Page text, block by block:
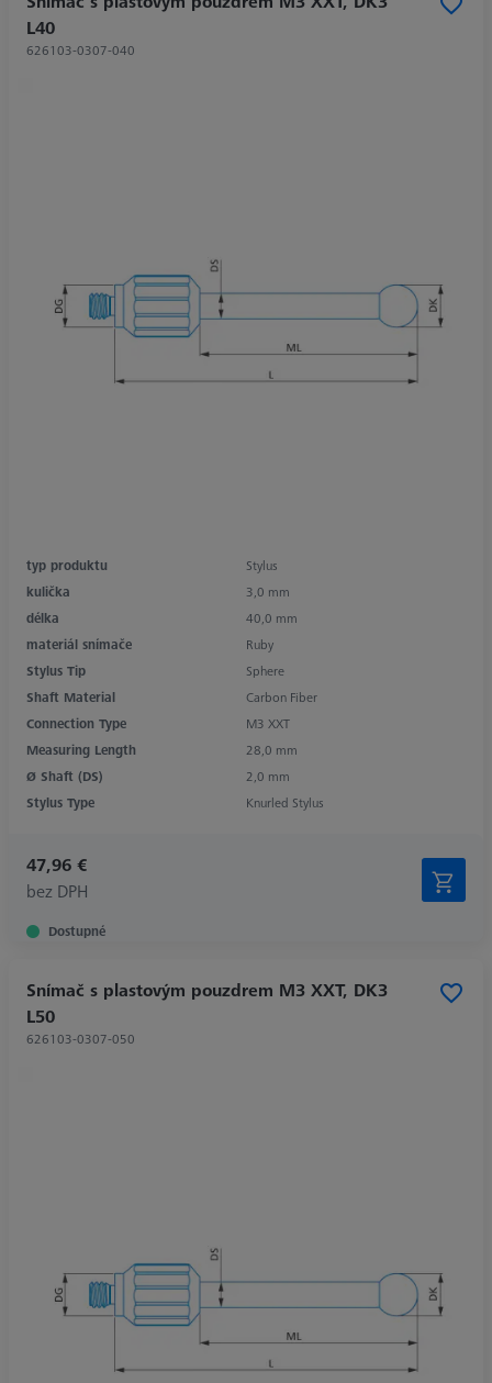
L40
626103-0307-040
typ produktu
Stylus
kulička
3,0 mm
délka
40,0 mm
materiál snímače
Ruby
Stylus Tip
Sphere
Shaft Material
Carbon Fiber
Connection Type
M3 XXT
Measuring Length
28,0 mm
Ø Shaft (DS)
2,0 mm
Stylus Type
Knurled Stylus
47,96 €
bez DPH
Dostupné
Snímač s plastovým pouzdrem M3 XXT, DK3
L50
626103-0307-050